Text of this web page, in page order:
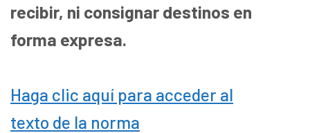
recibir, ni consignar destinos en
forma expresa.
Haga clic aquí para acceder al
texto de la norma